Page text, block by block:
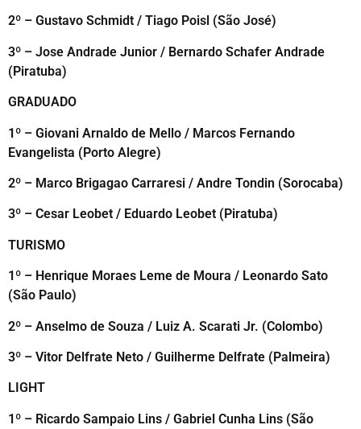
2º – Gustavo Schmidt / Tiago Poisl (São José)
3º – Jose Andrade Junior / Bernardo Schafer Andrade
(Piratuba)
GRADUADO
1º – Giovani Arnaldo de Mello / Marcos Fernando
Evangelista (Porto Alegre)
2º – Marco Brigagao Carraresi / Andre Tondin (Sorocaba)
3º – Cesar Leobet / Eduardo Leobet (Piratuba)
TURISMO
1º – Henrique Moraes Leme de Moura / Leonardo Sato
(São Paulo)
2º – Anselmo de Souza / Luiz A. Scarati Jr. (Colombo)
3º – Vitor Delfrate Neto / Guilherme Delfrate (Palmeira)
LIGHT
1º – Ricardo Sampaio Lins / Gabriel Cunha Lins (São